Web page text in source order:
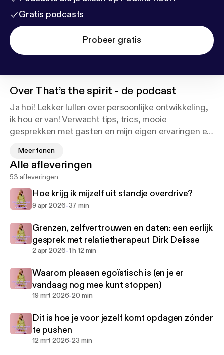
Gratis podcasts
Probeer gratis
OverThat’s the spirit - de podcast
Ja hoi! Lekker lullen over persoonlijke ontwikkeling,
ik hou er van! Verwacht tips, trics, mooie
gesprekken met gasten en mijn eigen ervaringen en
tussendoor (die herken je aan de groene omslag).
Alles om jou te inspireren, motiveren én te helpen
herinneren wat voor badass je bent! Have fun! Meer
roodharig enthousiasme zien? Volg mij op instagram
@jenniferleijendekkers
Meer tonen
Alle afleveringen
53 afleveringen
Hoe krijg ik mijzelf uit standje overdrive?
9 apr 2026-37 min
Grenzen, zelfvertrouwen en daten: een eerlijk
gesprek met relatietherapeut Dirk Delisse
2 apr 2026-1 h 12 min
Waarom pleasen egoïstisch is (en je er
vandaag nog mee kunt stoppen)
19 mrt 2026-20 min
Dit is hoe je voor jezelf komt opdagen zónder
te pushen
12 mrt 2026-23 min